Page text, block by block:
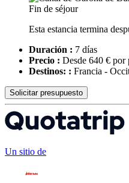
Esta estancia termina
Duración : 7 días
Precio : Desde 640 € por
Destinos: : Francia -
Solicitar presupuesto
Un sitio de